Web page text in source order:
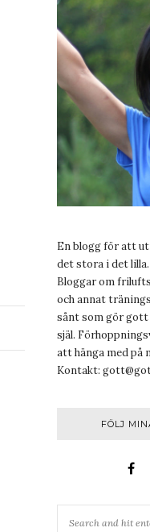
En blogg för att
det stora i det lilla.
Bloggar om
och annat
sånt som gör gott
själ.
att hänga med på
Kontakt:
FÖLJ